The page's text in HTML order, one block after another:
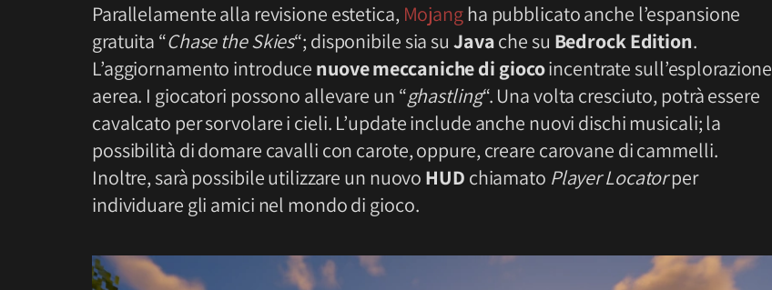
Parallelamente alla revisione estetica, Mojangha pubblicato anche l’espansione
gratuita “Chase the Skies“; disponibile sia su Javache su Bedrock Edition.
L’aggiornamento introduce nuove meccaniche di giocoincentrate sull’esplorazione
aerea. I giocatori possono allevare un “ghastling“. Una volta cresciuto, potrà essere
cavalcato per sorvolare i cieli. L’update include anche nuovi dischi musicali; la
possibilità di domare cavalli con carote, oppure, creare carovane di cammelli.
Inoltre, sarà possibile utilizzare un nuovo HUD chiamato Player Locatorper
individuare gli amici nel mondo di gioco.